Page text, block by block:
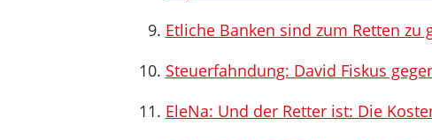
Etliche Banken sind zum Retten zu
Steuerfahndung: David Fiskus
EleNa: Und der Retter ist: Die